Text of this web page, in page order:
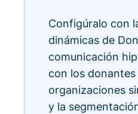
Configúralo con
dinámicas de
comunicación
con los
organizaciones
y la